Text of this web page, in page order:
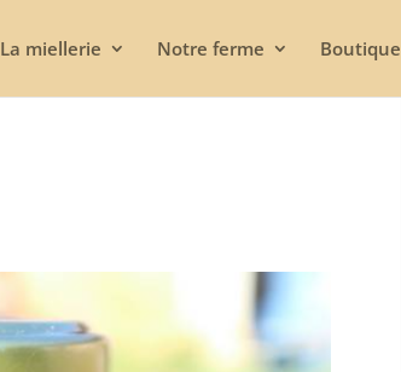
La miellerie Notre ferme Boutique